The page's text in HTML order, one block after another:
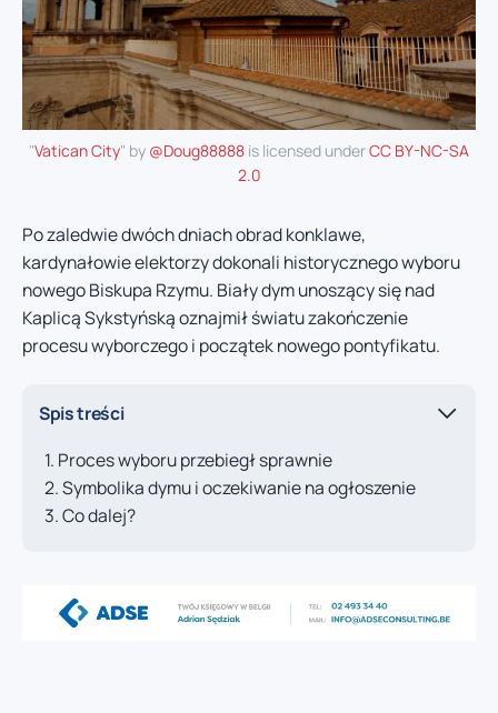
"Vatican City" by @Doug88888 is licensed underCC BY-NC-SA
2.0
Po zaledwie dwóch dniach obrad konklawe,
kardynałowie elektorzy dokonali historycznego wyboru
nowego Biskupa Rzymu. Biały dym unoszący się nad
Kaplicą Sykstyńską oznajmił światu zakończenie
procesu wyborczego i początek nowego pontyfikatu.
Spis treści
Proces wyboru przebiegł sprawnie
Symbolika dymu i oczekiwanie na ogłoszenie
Co dalej?